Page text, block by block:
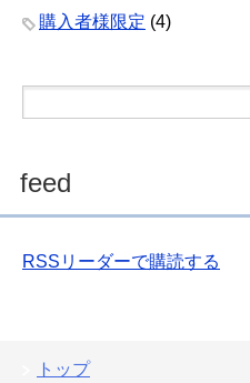
購入者様限定 (4)
feed
RSSリーダーで購読する
トップ